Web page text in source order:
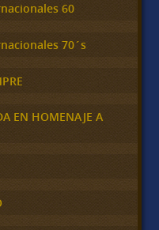
60
70´s
EN HOMENAJE A